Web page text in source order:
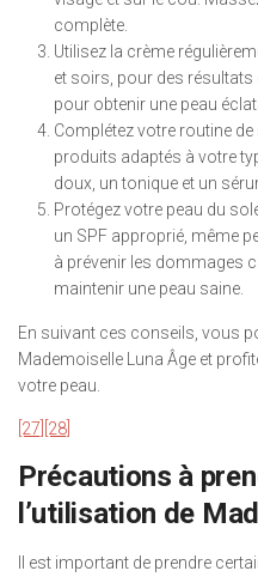
complète.
Utilisez la crème
et soirs, pour des
pour obtenir une peau
Complétez votre routine
produits adaptés à votre
doux, un tonique et un
Protégez votre peau du
un SPF approprié, même
à prévenir les dommages
maintenir une peau saine.
En suivant ces conseils, vous
Mademoiselle Luna Âge et
votre peau.
[27] [28]
Précautions à
l’utilisation de
Il est important de prendre